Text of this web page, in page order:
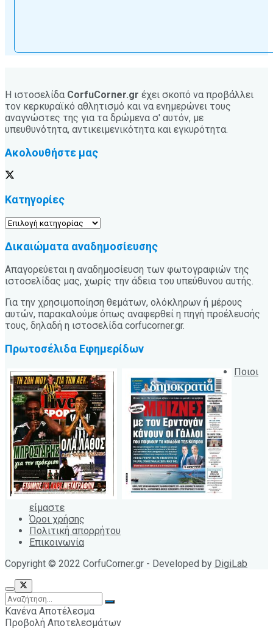
Η ιστοσελίδα CorfuCorner.gr έχει σκοπό να προβάλλει
τον κερκυραϊκό αθλητισμό και να ενημερώνει τους
αναγνώστες της για τα δρώμενα σ' αυτόν, με
υπευθυνότητα, αντικειμενικότητα και εγκυρότητα.
Ακολουθήστε μας
Κατηγορίες
Κατηγορίες
Δικαιώματα αναδημοσίευσης
Απαγορεύεται η αναδημοσίευση των φωτογραφιών της
ιστοσελίδας μας, χωρίς την άδεια του υπεύθυνου αυτής.
Για την χρησιμοποίηση θεμάτων, ολόκληρων ή μέρους
αυτών, παρακαλούμε όπως αναφερθεί η πηγή προέλευσής
τους, δηλαδή η ιστοσελίδα corfucorner.gr.
Πρωτοσέλιδα Εφημερίδων
Ποιοι
είμαστε
Όροι χρήσης
Πολιτική απορρήτου
Επικοινωνία
Copyright © 2022 CorfuCorner.gr - Developed by DigiLab
Κανένα Αποτέλεσμα
Προβολή Αποτελεσμάτων